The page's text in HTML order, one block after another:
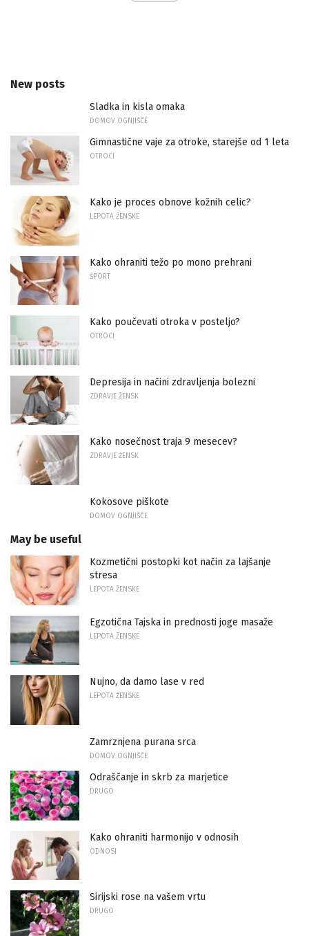
New posts
Sladka in kisla omaka
DOMOV OGNJIŠČE
Gimnastične vaje za otroke, starejše od 1 leta
OTROCI
Kako je proces obnove kožnih celic?
LEPOTA ŽENSKE
Kako ohraniti težo po mono prehrani
ŠPORT
Kako poučevati otroka v posteljo?
OTROCI
Depresija in načini zdravljenja bolezni
ZDRAVJE ŽENSK
Kako nosečnost traja 9 mesecev?
ZDRAVJE ŽENSK
Kokosove piškote
DOMOV OGNJIŠČE
May be useful
Kozmetični postopki kot način za lajšanje
stresa
LEPOTA ŽENSKE
Egzotična Tajska in prednosti joge masaže
LEPOTA ŽENSKE
Nujno, da damo lase v red
LEPOTA ŽENSKE
Zamrznjena purana srca
DOMOV OGNJIŠČE
Odraščanje in skrb za marjetice
DRUGO
Kako ohraniti harmonijo v odnosih
ODNOSI
Sirijski rose na vašem vrtu
DRUGO